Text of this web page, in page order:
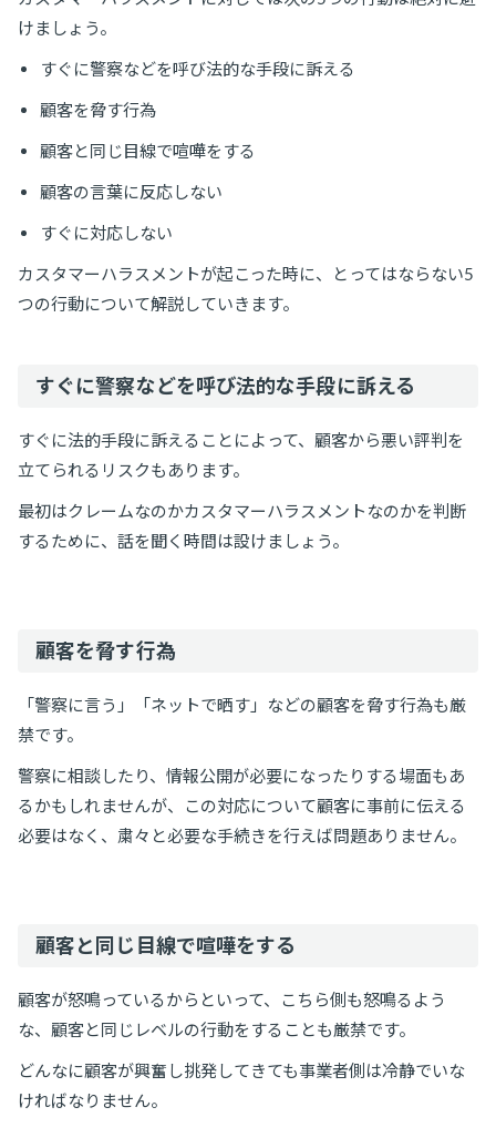
けましょう。
すぐに警察などを呼び法的な手段に訴える
顧客を脅す行為
顧客と同じ目線で喧嘩をする
顧客の言葉に反応しない
すぐに対応しない
カスタマーハラスメントが起こった時に、とってはならない5
つの行動について解説していきます。
すぐに警察などを呼び法的な手段に訴える
すぐに法的手段に訴えることによって、顧客から悪い評判を
立てられるリスクもあります。
最初はクレームなのかカスタマーハラスメントなのかを判断
するために、話を聞く時間は設けましょう。
顧客を脅す行為
「警察に言う」「ネットで晒す」などの顧客を脅す行為も厳
禁です。
警察に相談したり、情報公開が必要になったりする場面もあ
るかもしれませんが、この対応について顧客に事前に伝える
必要はなく、粛々と必要な手続きを行えば問題ありません。
顧客と同じ目線で喧嘩をする
顧客が怒鳴っているからといって、こちら側も怒鳴るよう
な、顧客と同じレベルの行動をすることも厳禁です。
どんなに顧客が興奮し挑発してきても事業者側は冷静でいな
ければなりません。